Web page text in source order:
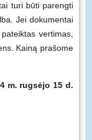
turi būti parengti
Jei dokumentai
vertimas,
Kainą prašome
m. rugsėjo 15 d.